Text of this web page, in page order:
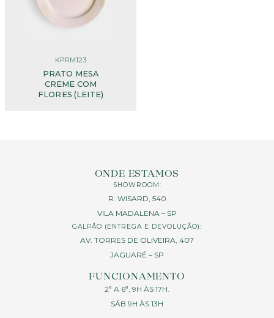
KPRM123
PRATO MESA
CREME COM
FLORES (LEITE)
ONDE ESTAMOS
SHOWROOM:
R. WISARD, 540
VILA MADALENA – SP
GALPÃO (ENTREGA E DEVOLUÇÃO):
AV. TORRES DE OLIVEIRA, 407
JAGUARÉ – SP
FUNCIONAMENTO
2ª A 6ª, 9H ÀS 17H.
SÁB 9H ÀS 13H